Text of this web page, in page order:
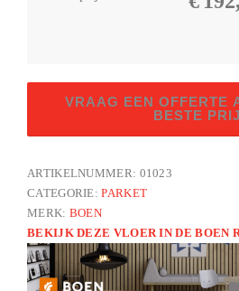
LM
aantal
VRAAG EEN OFFERTE
BESTE
ARTIKELNUMMER: 01023
CATEGORIE:PARKET
MERK: BOEN
BEKIJK DEZE VLOER IN DE BOEN